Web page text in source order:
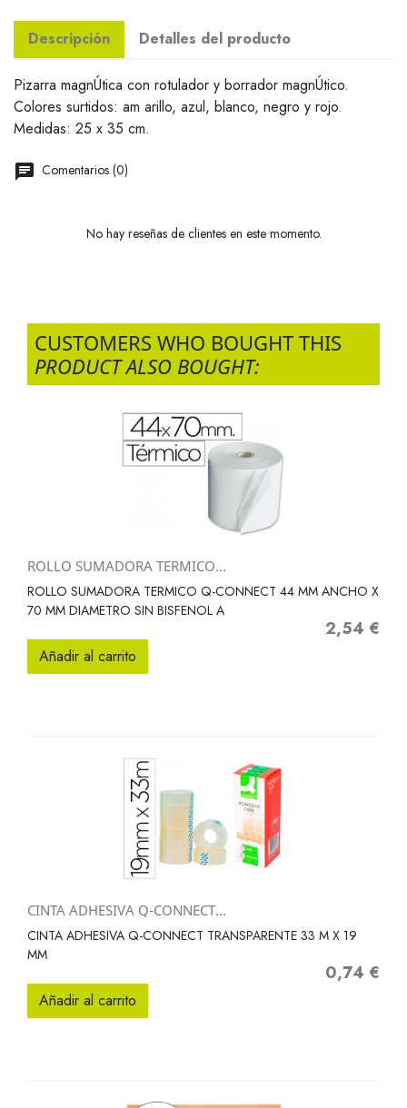
Descripción Detalles del producto
Pizarra magnÚtica con rotulador y borrador magnÚtico.
Colores surtidos: am arillo, azul, blanco, negro y rojo.
Medidas: 25 x 35 cm.
Comentarios (0)
No hay reseñas de clientes en este momento.
CUSTOMERS WHO BOUGHT THIS
PRODUCT ALSO BOUGHT:
ROLLO SUMADORA TERMICO...
ROLLO SUMADORA TERMICO Q-CONNECT 44 MM ANCHO X
70 MM DIAMETRO SIN BISFENOL A
Precio
2,54 €
Añadir al carrito
CINTA ADHESIVA Q-CONNECT...
CINTA ADHESIVA Q-CONNECT TRANSPARENTE 33 M X 19
MM
Precio
0,74 €
Añadir al carrito